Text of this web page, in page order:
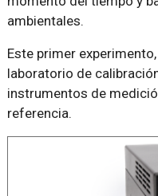
ambientales.
Este primer
laboratorio de
instrumentos de
referencia.